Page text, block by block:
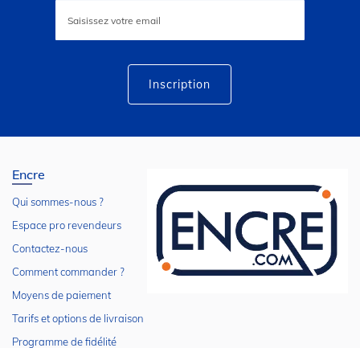
lettre
Inscription
Encre
Qui sommes-nous ?
Espace pro revendeurs
Contactez-nous
Comment commander ?
Moyens de paiement
Tarifs et options de livraison
Programme de fidélité